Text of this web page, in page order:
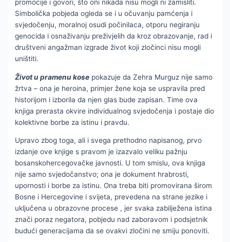
promocije i govori, što oni nikada nisu mogli ni zamisliti.
Simbolička pobjeda ogleda se i u očuvanju pamćenja i
svjedočenju, moralnoj osudi počinilaca, otporu negiranju
genocida i osnaživanju preživjelih da kroz obrazovanje, rad i
društveni angažman izgrade život koji zločinci nisu mogli
uništiti.
Život u pramenu kose pokazuje da Zehra Murguz nije samo
žrtva – ona je heroina, primjer žene koja se uspravila pred
historijom i izborila da njen glas bude zapisan. Time ova
knjiga prerasta okvire individualnog svjedočenja i postaje dio
kolektivne borbe za istinu i pravdu.
Upravo zbog toga, ali i svega prethodno napisanog, prvo
izdanje ove knjige s pravom je izazvalo veliku pažnju
bosanskohercegovačke javnosti. U tom smislu, ova knjiga
nije samo svjedočanstvo; ona je dokument hrabrosti,
upornosti i borbe za istinu. Ona treba biti promovirana širom
Bosne i Hercegovine i svijeta, prevedena na strane jezike i
uključena u obrazovne procese , jer svaka zabilježena istina
znači poraz negatora, pobjedu nad zaboravom i podsjetnik
budući generacijama da se ovakvi zločini ne smiju ponoviti.